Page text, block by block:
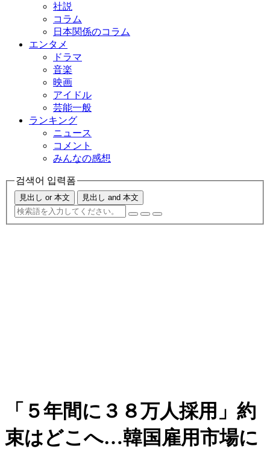
社説
コラム
日本関係のコラム
エンタメ
ドラマ
音楽
映画
アイドル
芸能一般
ランキング
ニュース
コメント
みんなの感想
검색어 입력폼
見出し or 本文 見出し and 本文
「５年間に３８万人採用」約
束はどこへ…韓国雇用市場に